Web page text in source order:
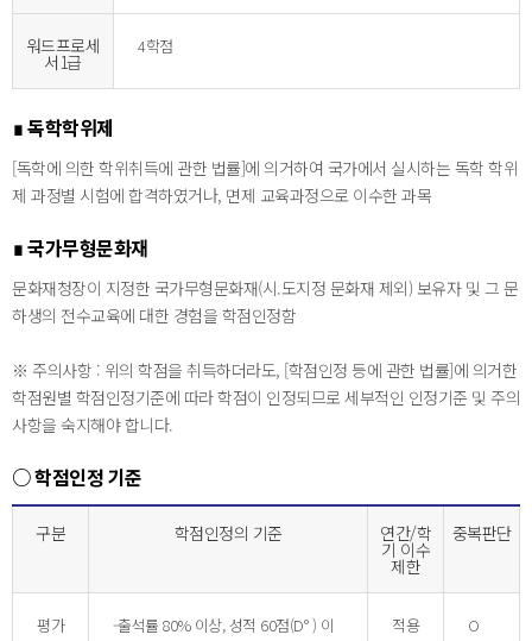
워드프로세
서1급
4학점
∎ 독학학위제
[독학에 의한 학위취득에 관한 법률]에 의거하여 국가에서 실시하는 독학 학위
제 과정별 시험에 합격하였거나, 면제 교육과정으로 이수한 과목
∎ 국가무형문화재
문화재청장이 지정한 국가무형문화재(시.도지정 문화재 제외) 보유자 및 그 문
하생의 전수교육에 대한 경험을 학점인정함
※ 주의사항 : 위의 학점을 취득하더라도, [학점인정 등에 관한 법률]에 의거한
학점원별 학점인정기준에 따라 학점이 인정되므로 세부적인 인정기준 및 주의
사항을 숙지해야 합니다.
○ 학점인정 기준
구분 학점인정의 기준 연간/학
기 이수
제한
중복판단
평가
-출석률 80% 이상, 성적 60점(D° ) 이
적용 O